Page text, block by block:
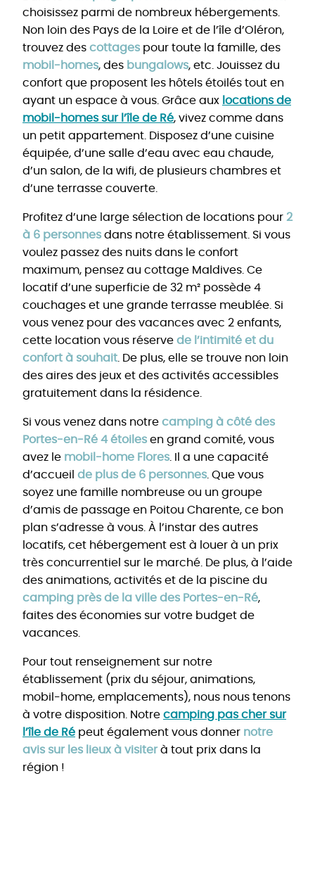
choisissez parmi de nombreux hébergements.
Non loin des Pays de la Loire et de l’île d’Oléron,
trouvez des cottages pour toute la famille, des
mobil-homes, des bungalows, etc. Jouissez du
confort que proposent les hôtels étoilés tout en
ayant un espace à vous. Grâce aux locations de
mobil-homes sur l’île de Ré, vivez comme dans
un petit appartement. Disposez d’une cuisine
équipée, d’une salle d’eau avec eau chaude,
d’un salon, de la wifi, de plusieurs chambres et
d’une terrasse couverte.
Profitez d’une large sélection de locations pour 2
à 6 personnes dans notre établissement. Si vous
voulez passez des nuits dans le confort
maximum, pensez au cottage Maldives. Ce
locatif d’une superficie de 32 m² possède 4
couchages et une grande terrasse meublée. Si
vous venez pour des vacances avec 2 enfants,
cette location vous réserve de l’intimité et du
confort à souhait. De plus, elle se trouve non loin
des aires des jeux et des activités accessibles
gratuitement dans la résidence.
Si vous venez dans notre camping à côté des
Portes-en-Ré 4 étoiles en grand comité, vous
avez le mobil-home Flores. Il a une capacité
d’accueil de plus de 6 personnes. Que vous
soyez une famille nombreuse ou un groupe
d’amis de passage en Poitou Charente, ce bon
plan s’adresse à vous. À l’instar des autres
locatifs, cet hébergement est à louer à un prix
très concurrentiel sur le marché. De plus, à l’aide
des animations, activités et de la piscine du
camping près de la ville des Portes-en-Ré,
faites des économies sur votre budget de
vacances.
Pour tout renseignement sur notre
établissement (prix du séjour, animations,
mobil-home, emplacements), nous nous tenons
à votre disposition. Notre camping pas cher sur
l’île de Ré peut également vous donner notre
avis sur les lieux à visiterà tout prix dans la
région !